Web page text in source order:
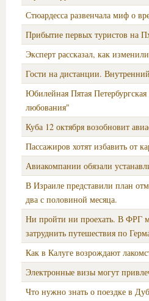
Стюардесса развенчала миф о
Прибытие первых туристов на
Эксперт рассказал, как
Гости на дистанции.
Юбилейная Пятая
любования"
Куба 12 октября возобновит
Пассажиров хотят избавить от
Авиакомпании обязали
В Израиле представили план
два с половиной месяца.
Ни пройти ни проехать. В ФРГ
затруднить путешествия по
Как в Калуге возрождают
Электронные визы могут
Что нужно знать о поездке в